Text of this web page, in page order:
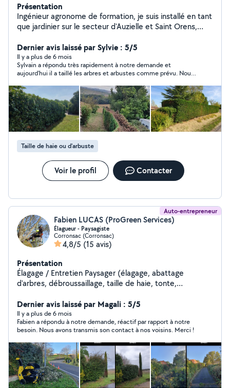
Présentation
Ingénieur agronome de formation, je suis installé en tant
que jardinier sur le secteur d'Auzielle et Saint Orens,
propose mes services de taillage des haies, taille des
arbres et arbustes, tonte, entretien des espaces verts
et des terrasses. J'utilise du matériel professionnel à
batterie pour moins de nuisances. Eligible à la réduction
d'impôt de 50% sur les prestations.
Dernier avis laissé par Sylvie : 5/5
Il y a plus de 6 mois
Sylvain a répondu très rapidement à notre demande et
aujourd’hui il a taillé les arbres et arbustes comme prévu. Nous
Taille de haie ou d'arbuste
Voir le profil Contacter
Auto-entrepreneur
Fabien LUCAS (ProGreen Services)
Élagueur - Paysagiste
Corronsac (Corronsac)
4,8/5 (15 avis)
Présentation
Élagage / Entretien Paysager (élagage, abattage
d'arbres, débroussaillage, taille de haie, tonte,
Dernier avis laissé par Magali : 5/5
Il y a plus de 6 mois
Fabien a répondu à notre demande, réactif par rapport à notre
besoin. Nous avons transmis son contact à nos voisins. Merci !